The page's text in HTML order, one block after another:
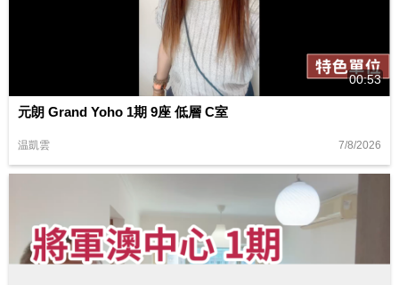
00:53
元朗 Grand Yoho 1期 9座 低層 C室
温凱雲 7/8/2026